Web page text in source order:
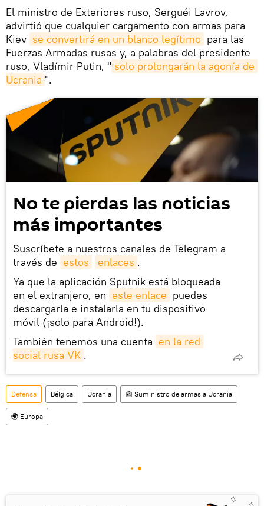
El ministro de Exteriores ruso, Serguéi Lavrov,
advirtió que cualquier cargamento con armas para
Kiev se convertirá en un blanco legítimo para las
Fuerzas Armadas rusas y, a palabras del presidente
ruso, Vladímir Putin, " solo prolongarán la agonía de
Ucrania ".
No te pierdas las noticias
más importantes
Suscríbete a nuestros canales de Telegram a
través de estos enlaces .
Ya que la aplicación Sputnik está bloqueada
en el extranjero, en este enlace puedes
descargarla e instalarla en tu dispositivo
móvil (¡solo para Android!).
También tenemos una cuenta en la red
social rusa VK .
Defensa Bélgica Ucrania 📰 Suministro de armas a Ucrania
🌍 Europa